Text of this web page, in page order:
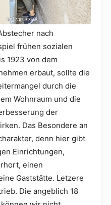
nach
frühen sozialen
1923 von dem
erbaut, sollte die
durch die
Wohnraum und die
der
Das Besondere an
denn hier gibt
Einrichtungen,
einen
Gaststätte. Letzere
Die angeblich 18